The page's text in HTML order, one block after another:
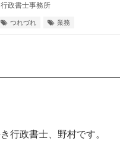
政書士事務所
つれづれ 業務
行政書士、野村です。